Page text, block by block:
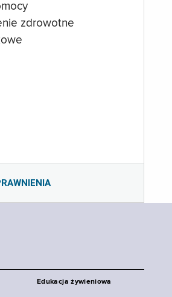
zdrowotne
Edukacja żywieniowa